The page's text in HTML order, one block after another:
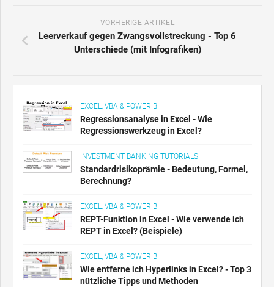
VORHERIGE ARTIKEL
Leerverkauf gegen Zwangsvollstreckung - Top 6
Unterschiede (mit Infografiken)
EXCEL, VBA & POWER BI
Regressionsanalyse in Excel - Wie
Regressionswerkzeug in Excel?
INVESTMENT BANKING TUTORIALS
Standardrisikoprämie - Bedeutung, Formel,
Berechnung?
EXCEL, VBA & POWER BI
REPT-Funktion in Excel - Wie verwende ich
REPT in Excel? (Beispiele)
EXCEL, VBA & POWER BI
Wie entferne ich Hyperlinks in Excel? - Top 3
nützliche Tipps und Methoden